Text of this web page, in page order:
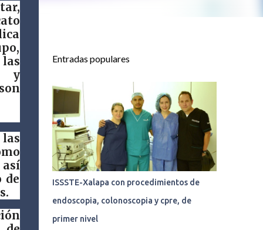
y
de
Entradas populares
ISSSTE-Xalapa con procedimientos de
endoscopia, colonoscopia y cpre, de
primer nivel